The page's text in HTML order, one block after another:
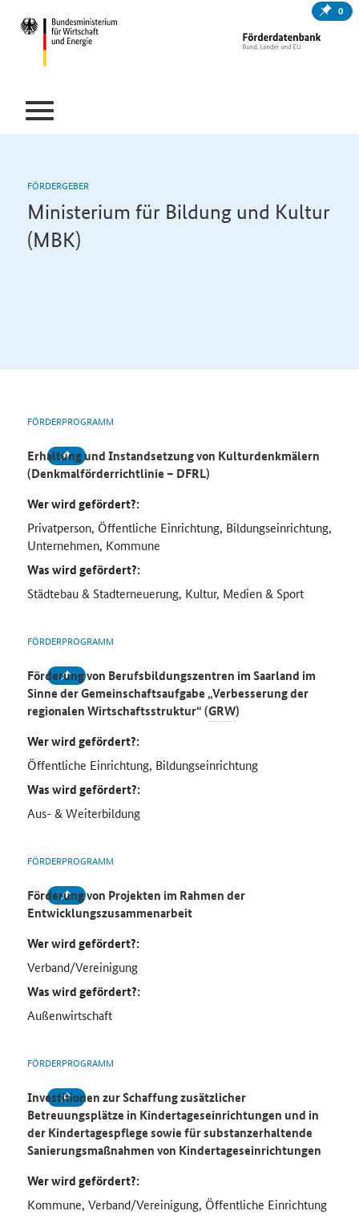
0
FÖRDERGEBER
Ministerium für Bildung und Kultur
(MBK)
FÖRDERPROGRAMM
Erhaltung und Instandsetzung von Kulturdenkmälern
(Denkmalförderrichtlinie – DFRL)
Wer wird gefördert?:
Privatperson, Öffentliche Einrichtung, Bildungseinrichtung,
Unternehmen, Kommune
Was wird gefördert?:
Städtebau & Stadterneuerung, Kultur, Medien & Sport
FÖRDERPROGRAMM
Förderung von Berufsbildungszentren im Saarland im
Sinne der Gemeinschaftsaufgabe „Verbesserung der
regionalen Wirtschaftsstruktur“ (GRW)
Wer wird gefördert?:
Öffentliche Einrichtung, Bildungseinrichtung
Was wird gefördert?:
Aus- & Weiterbildung
FÖRDERPROGRAMM
Förderung von Projekten im Rahmen der
Entwicklungszusammenarbeit
Wer wird gefördert?:
Verband/Vereinigung
Was wird gefördert?:
Außenwirtschaft
FÖRDERPROGRAMM
Investitionen zur Schaffung zusätzlicher
Betreuungsplätze in Kindertageseinrichtungen und in
der Kindertagespflege sowie für substanzerhaltende
Sanierungsmaßnahmen von Kindertageseinrichtungen
Wer wird gefördert?:
Kommune, Verband/Vereinigung, Öffentliche Einrichtung